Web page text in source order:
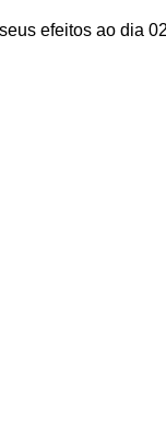
efeitos ao dia